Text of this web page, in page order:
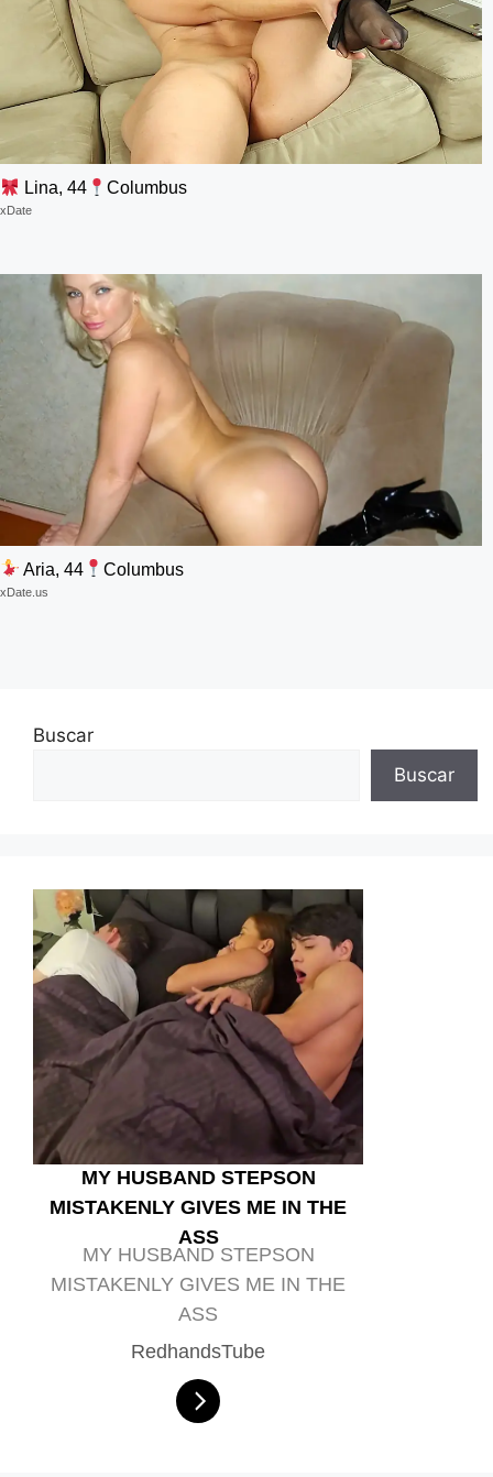
Lina, 44 Columbus
xDate
Aria, 44 Columbus
xDate.us
Buscar
Buscar
MY HUSBAND STEPSON
MISTAKENLY GIVES ME IN THE
ASS
MY HUSBAND STEPSON
MISTAKENLY GIVES ME IN THE
ASS
RedhandsTube